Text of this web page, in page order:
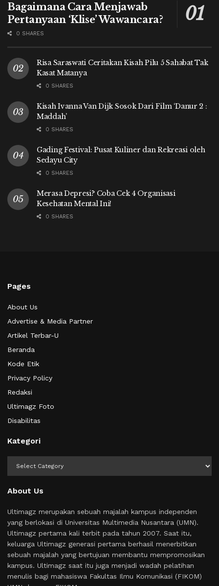
Bagaimana Cara Menjawab
Pertanyaan ‘Klise’ Wawancara?
0 SHARES
Risa Saraswati Ceritakan Kisah Pilu 5 Sahabat Tak
Kasat Matanya
0 SHARES
Kisah Ivanna Van Dijk Sosok Dari Film ‘Danur 2 :
Maddah’
0 SHARES
Gading Festival: Pusat Kuliner dan Rekreasi oleh
Sedayu City
0 SHARES
Merasa Depresi? Coba Cek 4 Organisasi
Kesehatan Mental Ini!
0 SHARES
Pages
About Us
Advertise & Media Partner
Artikel Terbar-U
Beranda
Kode Etik
Privacy Policy
Redaksi
Ultimagz Foto
Disabilitas
Kategori
About Us
Ultimagz merupakan sebuah majalah kampus independen
yang berlokasi di Universitas Multimedia Nusantara (UMN).
Ultimagz pertama kali terbit pada tahun 2007. Saat itu,
keluarga Ultimagz generasi pertama berhasil menerbitkan
sebuah majalah yang bertujuan membantu mempromosikan
kampus. Ultimagz saat itu juga menjadi wadah pelatihan
menulis bagi mahasiswa Fakultas Ilmu Komunikasi (FIKOM)